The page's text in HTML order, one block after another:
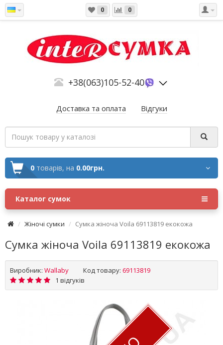
0 0
+38(063)105-52-40
Доставка та оплата Відгуки
0 товарів, на 0.00грн.
Каталог сумок
Жіночі сумки Сумка жіноча Voila 69113819 екокожа
Сумка жіноча Voila 69113819 екокожа
Виробник: Wallaby Код товару: 69113819
1 відгуків